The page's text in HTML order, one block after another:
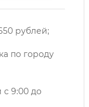
рублей;
по городу
9:00 до